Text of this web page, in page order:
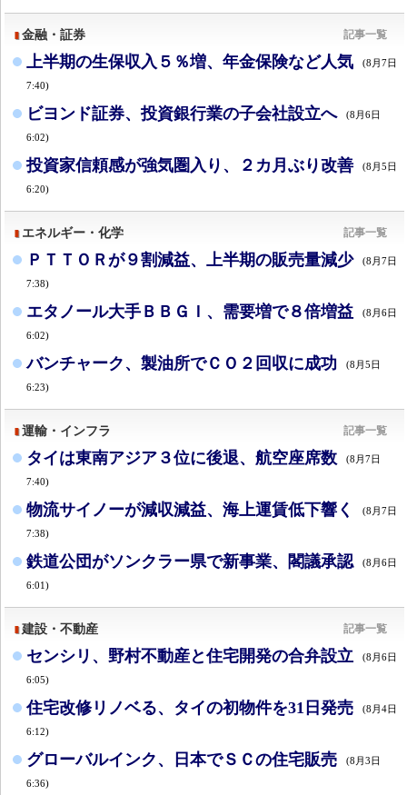
金融・証券 記事一覧
上半期の生保収入５％増、年金保険など人気 (8月7日
7:40)
ビヨンド証券、投資銀行業の子会社設立へ (8月6日
6:02)
投資家信頼感が強気圏入り、２カ月ぶり改善 (8月5日
6:20)
エネルギー・化学 記事一覧
ＰＴＴＯＲが９割減益、上半期の販売量減少 (8月7日
7:38)
エタノール大手ＢＢＧＩ、需要増で８倍増益 (8月6日
6:02)
バンチャーク、製油所でＣＯ２回収に成功 (8月5日
6:23)
運輸・インフラ 記事一覧
タイは東南アジア３位に後退、航空座席数 (8月7日
7:40)
物流サイノーが減収減益、海上運賃低下響く (8月7日
7:38)
鉄道公団がソンクラー県で新事業、閣議承認 (8月6日
6:01)
建設・不動産 記事一覧
センシリ、野村不動産と住宅開発の合弁設立 (8月6日
6:05)
住宅改修リノベる、タイの初物件を31日発売 (8月4日
6:12)
グローバルインク、日本でＳＣの住宅販売 (8月3日
6:36)